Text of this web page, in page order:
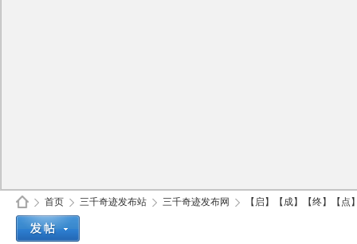
首页 三千奇迹发布站 三千奇迹发布网 【启】【成】【终】【